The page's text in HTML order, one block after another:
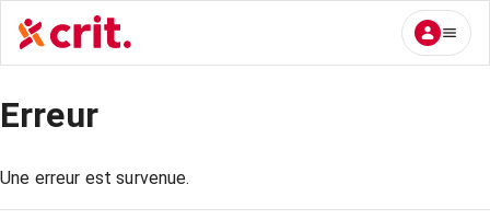
Erreur
Une erreur est survenue.